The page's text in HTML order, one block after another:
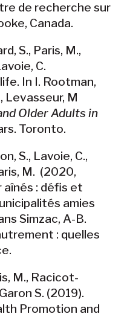
de recherche sur
Canada.
S., Paris, M.,
C.
In I. Rootman,
Levasseur, M
Older Adults in
Toronto.
S., Lavoie, C.,
M. (2020,
aînés : défis et
amies
Simzac, A-B.
: quelles
M., Racicot-
S. (2019).
Promotion and